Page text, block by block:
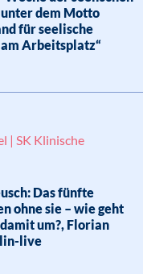
dem Motto
für seelische
Arbeitsplatz“
| SK Klinische
Das fünfte
ohne sie – wie geht
um?, Florian
live